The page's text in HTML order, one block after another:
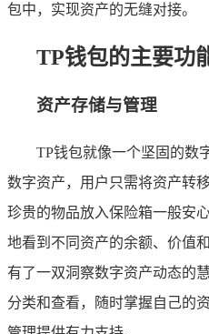
包中，实现资产的无缝对接。
TP钱包的主要功
资产存储与管理
TP钱包就像一个坚固的数
数字资产，用户只需将资产转
珍贵的物品放入保险箱一般安
地看到不同资产的余额、价值
有了一双洞察数字资产动态的
分类和查看，随时掌握自己的